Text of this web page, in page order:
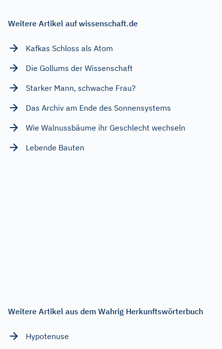
Weitere Artikel auf wissenschaft.de
Kafkas Schloss als Atom
Die Gollums der Wissenschaft
Starker Mann, schwache Frau?
Das Archiv am Ende des Sonnensystems
Wie Walnussbäume ihr Geschlecht wechseln
Lebende Bauten
Weitere Artikel aus dem Wahrig Herkunftswörterbuch
Hypotenuse